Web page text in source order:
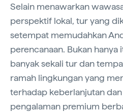
Selain menawarkan
perspektif lokal, tur yang
setempat memudahkan
perencanaan. Bukan hanya
banyak sekali tur dan
ramah lingkungan yang
terhadap keberlanjutan
pengalaman premium